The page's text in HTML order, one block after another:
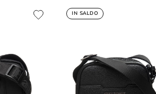
IN SALDO